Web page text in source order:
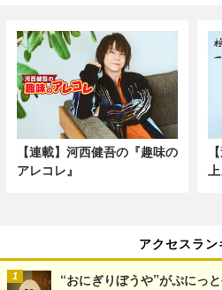
【連載】河西健吾の『趣味の
アレコレ』
アクセスラン
“おにぎりぼうや”がぷにっ